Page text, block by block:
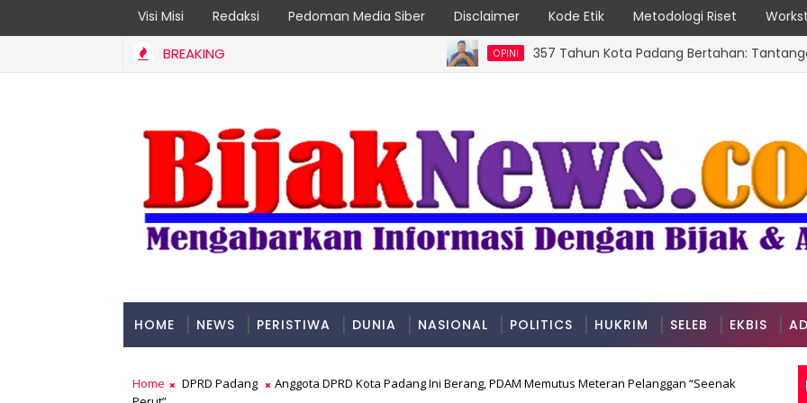
Visi Misi Redaksi Pedoman Media Siber Disclaimer Kode Etik Metodologi Riset
BREAKING OPINI 357 Tahun Kota Padang Bertahan: Tantangan Kota
HOME NEWS PERISTIWA DUNIA NASIONAL POLITICS HUKRIM SELEB EKBIS
Home DPRD Padang
Anggota DPRD Kota Padang Ini Berang, PDAM Memutus Meteran Pelanggan “Seenak